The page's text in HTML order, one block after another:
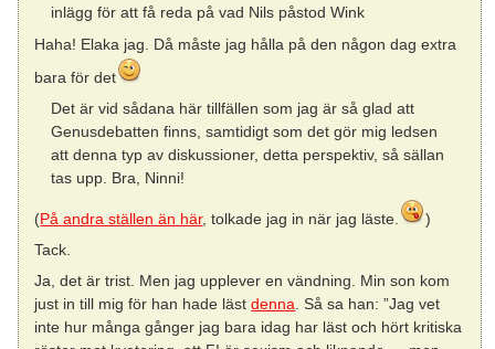
inlägg för att få reda på vad Nils påstod Wink
Haha! Elaka jag. Då måste jag hålla på den någon dag extra
bara för det
Det är vid sådana här tillfällen som jag är så glad att
Genusdebatten finns, samtidigt som det gör mig ledsen
att denna typ av diskussioner, detta perspektiv, så sällan
tas upp. Bra, Ninni!
(På andra ställen än här, tolkade jag in när jag läste.
)
Tack.
Ja, det är trist. Men jag upplever en vändning. Min son kom
just in till mig för han hade lästdenna. Så sa han: ”Jag vet
inte hur många gånger jag bara idag har läst och hört kritiska